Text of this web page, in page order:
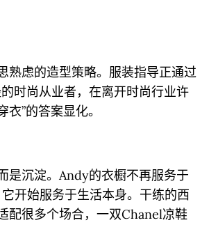
熟虑的造型策略。服装指导正通过
时尚从业者，在离开时尚行业许
”的答案显化。
是沉淀。Andy的衣橱不再服务于
它开始服务于生活本身。干练的西
配很多个场合，一双Chanel凉鞋